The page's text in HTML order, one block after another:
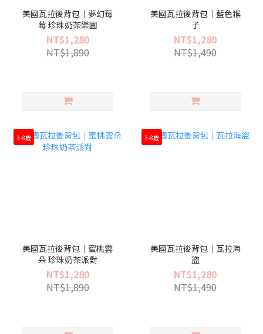
美國瓦拉後背包｜夢幻莓
莓 珍珠奶茶樂園
NT$1,280
NT$1,890
美國瓦拉後背包｜藍色猴
子
NT$1,280
NT$1,490
3-8歲
美國瓦拉後背包｜蜜桃雲
朵 珍珠奶茶派對
NT$1,280
NT$1,890
3-8歲
美國瓦拉後背包｜瓦拉海
盜
NT$1,280
NT$1,490